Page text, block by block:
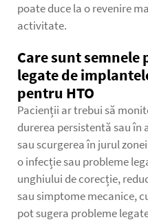
poate duce la o revenire
activitate.
Care sunt
legate de
pentru HTO
Pacienții ar trebui să
durerea persistentă sau în
sau scurgerea în jurul
o infecție sau probleme
unghiului de corecție,
sau simptome mecanice,
pot sugera probleme